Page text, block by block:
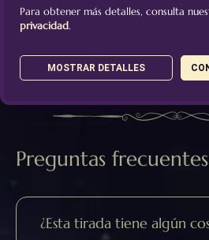
el próximo trimestre?
Preguntas
¿Esta tirada tiene algún
Para obtener más detalles, consulta
privacidad.
MOSTRAR DETALLES